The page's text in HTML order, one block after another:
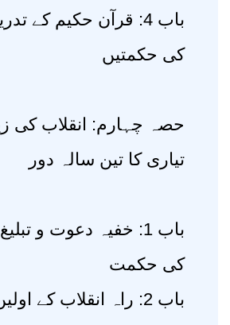
باب 4: قرآن حکیم کے
کی حکمتیں
حصہ چہارم: انقلاب کی
تیاری کا تین سالہ دور
باب 1: خفیہ دعوت و
کی حکمت
باب 2: راہ انقلاب کے